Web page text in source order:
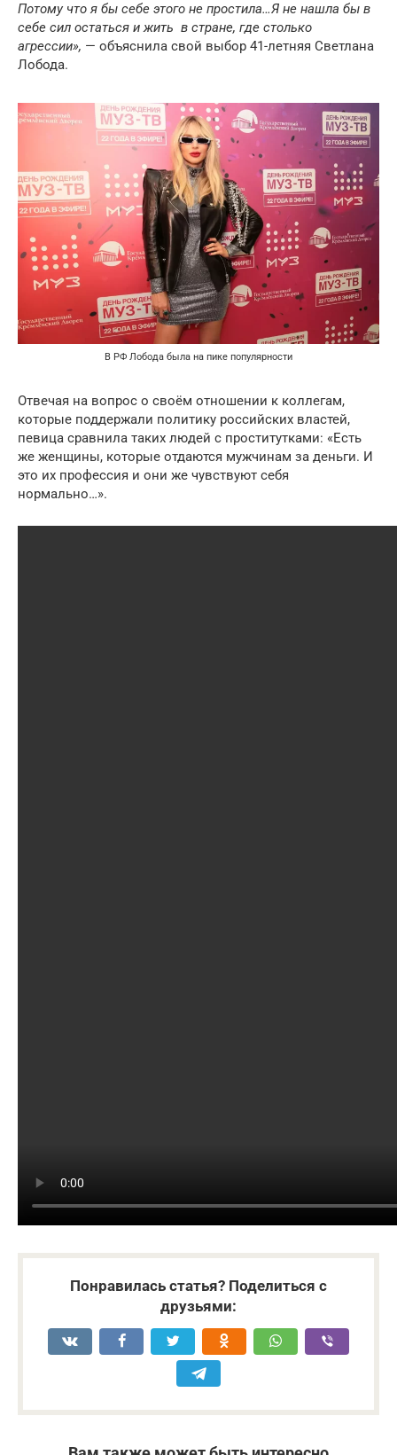
Потому что я бы себе этого не простила…Я не нашла бы в
себе сил остаться и жить в стране, где столько
агрессии», — объяснила свой выбор 41-летняя Светлана
Лобода.
В РФ Лобода была на пике популярности
Отвечая на вопрос о своём отношении к коллегам,
которые поддержали политику российских властей,
певица сравнила таких людей с проститутками: «Есть
же женщины, которые отдаются мужчинам за деньги. И
это их профессия и они же чувствуют себя
нормально…».
Понравилась статья? Поделиться с
друзьями: